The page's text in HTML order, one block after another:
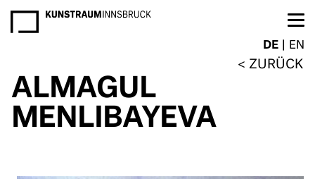
DE EN
ZURÜCK
ALMAGUL
MENLIBAYEVA